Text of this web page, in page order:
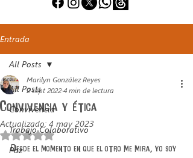
Entrada
All Posts
Convivencia
Trabajo Colaborativo
Paz
All Posts
Convivencia y ética
Marilyn González Reyes
2 sept 20224 min de lectura
Actualizado: 4 may 2023
Obtuvo NaN de 5 estrellas.
Desde el momento en que el otro me mira, yo soy